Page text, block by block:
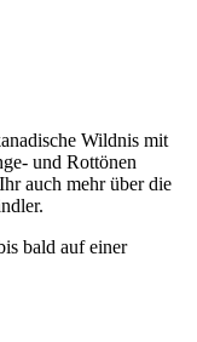
Wildnis mit
und Rottönen
auch mehr über die
bald auf einer